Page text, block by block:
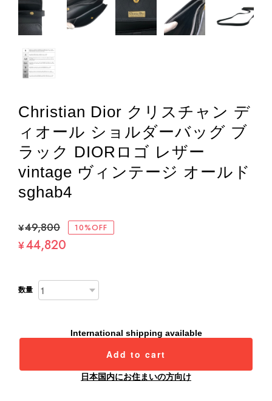
Christian Dior クリスチャン デ
ィオール ショルダーバッグ ブ
ラック DIORロゴ レザー
vintage ヴィンテージ オールド
sghab4
¥49,800 10%OFF
¥44,820
数量
International shipping available
Add to cart
日本国内にお住まいの方向け